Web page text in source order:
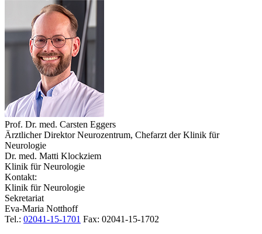
Prof. Dr. med. Carsten Eggers
Ärztlicher Direktor Neurozentrum, Chefarzt der Klinik für
Neurologie
Dr. med. Matti Klockziem
Klinik für Neurologie
Kontakt:
Klinik für Neurologie
Sekretariat
Eva-Maria Notthoff
Tel.: 02041-15-1701 Fax: 02041-15-1702